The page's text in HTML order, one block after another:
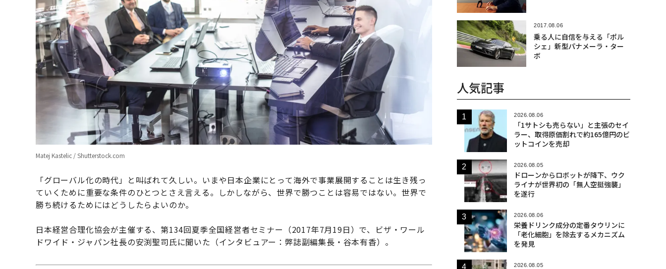
Matej Kastelic / Shutterstock.com
「グローバル化の時代」と叫ばれて久しい。いまや日本企業にとって海外で事業展開することは生き残っ
ていくために重要な条件のひとつとさえ言える。しかしながら、世界で勝つことは容易ではない。世界で
勝ち続けるためにはどうしたらよいのか。
日本経営合理化協会が主催する、第134回夏季全国経営者セミナー（2017年7月19日）で、ビザ・ワール
ドワイド・ジャパン社長の安渕聖司氏に聞いた（インタビュアー：弊誌副編集長・谷本有香）。
2017.08.06
乗る人に自信を与える「ポル
シェ」新型パナメーラ・ター
ボ
人気記事
2026.08.06
「1サトシも売らない」と主張のセイ
ラー、取得原価割れで約165億円のビ
ットコインを売却
2026.08.05
ドローンからロボットが降下、ウク
ライナが世界初の「無人空挺強襲」
を遂行
2026.08.06
栄養ドリンク成分の定番タウリンに
「老化細胞」を除去するメカニズム
を発見
2026.08.05